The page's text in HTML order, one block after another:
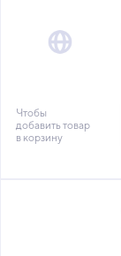
Чтобы
добавить товар
в корзину